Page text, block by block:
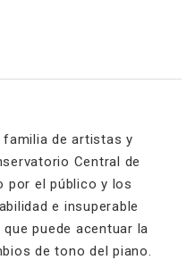
familia de artistas y
Central de
por el público y los
e insuperable
puede acentuar la
de tono del piano.